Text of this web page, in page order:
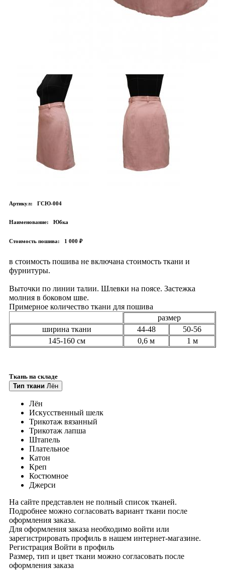
Артикул: ГСЮ-004
Наименование: Юбка
Стоимость пошива: 1 000 ₽
в стоимость пошива не включана стоимость ткани и
фурнитуры.
Выточки по линии талии. Шлевки на поясе. Застежка
молния в боковом шве.
Примерное количество ткани для пошива
размер
ширина ткани
44-48
50-56
145-160 см
0,6 м 1 м
Ткань на складе
Тип ткани Лён
Лён
Искусственный шелк
Трикотаж вязанный
Трикотаж лапша
Штапель
Плательное
Катон
Креп
Костюмное
Джерси
На сайте представлен не полный список тканей.
Подробнее можно согласовать вариант ткани после
оформления заказа.
Для оформления заказа необходимо войти или
зарегистрировать профиль в нашем интернет-магазине.
Регистрация Войти в профиль
Размер, тип и цвет ткани можно согласовать после
оформления заказа